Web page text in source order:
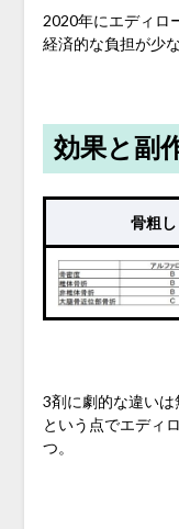
2020年にエディロ
経済的な負担が少
効果と副
骨粗
3剤に劇的な違い
という点でエディ
つ。